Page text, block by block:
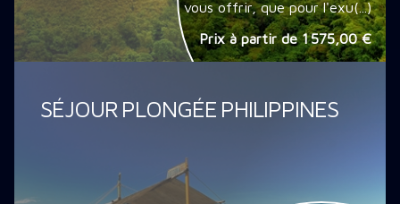
vous offrir, que pour l'exu(...)
Prix à partir de1 575,00 €
SÉJOUR PLONGÉE PHILIPPINES